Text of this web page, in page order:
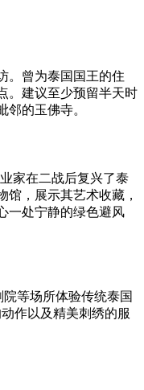
。曾为泰国国王的住
。建议至少预留半天时
邻的玉佛寺。
家在二战后复兴了泰
馆，展示其艺术收藏，
处宁静的绿色避风
院等场所体验传统泰国
作以及精美刺绣的服